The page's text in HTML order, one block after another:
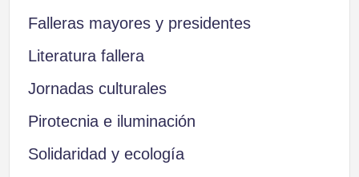
Falleras mayores y presidentes
Literatura fallera
Jornadas culturales
Pirotecnia e iluminación
Solidaridad y ecología